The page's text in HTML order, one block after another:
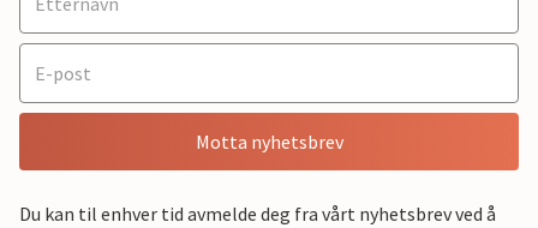
Motta nyhetsbrev
Du kan til enhver tid avmelde deg fra vårt nyhetsbrev ved å